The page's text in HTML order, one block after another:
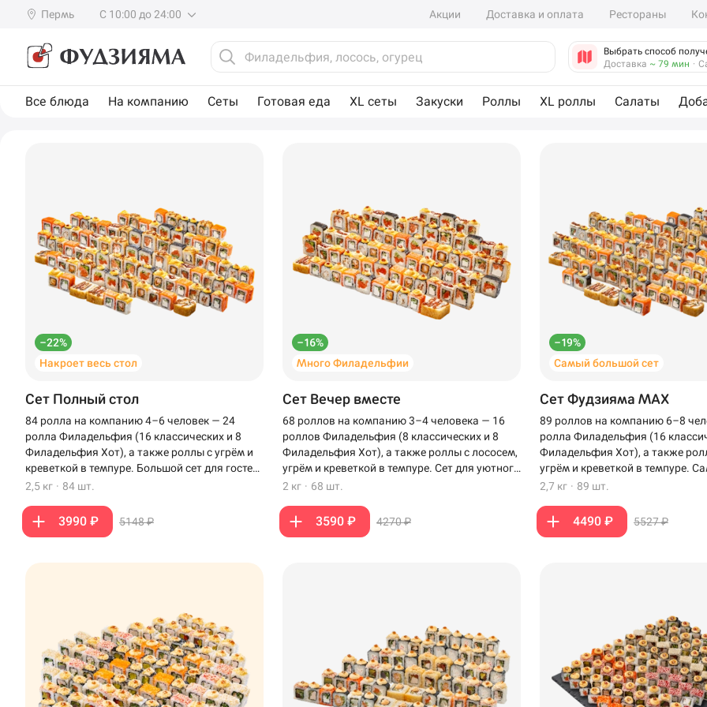
Пермь С 10:00 до 24:00 Акции Доставка и оплата Рестораны
Выбрать способ
Доставка ~ 79 мин ·
Все блюда На компанию Сеты Готовая еда XL сеты Закуски Роллы XL роллы Салаты
–22%
Накроет весь стол
Сет Полный стол
84 ролла на компанию 4–6 человек — 24
ролла Филадельфия (16 классических и 8
Филадельфия Хот), а также роллы с угрём и
креветкой в темпуре. Большой сет для гостей,
чтобы накрыть полный стол.
2,5 кг · 84 шт.
3990 ₽ 5148 ₽
–16%
Много Филадельфии
Сет Вечер вместе
68 роллов на компанию 3–4 человека — 16
роллов Филадельфия (8 классических и 8
Филадельфия Хот), а также роллы с лососем,
угрём и креветкой в темпуре. Сет для уютного
вечера с близкими.
2 кг · 68 шт.
3590 ₽ 4270 ₽
–19%
Самый большой сет
Сет Фудзияма MAX
89 роллов на компанию 6–8
ролла Филадельфия (16
Филадельфия Хот), а также
угрём и креветкой в темпуре.
сет для компании, когда
2,7 кг · 89 шт.
4490 ₽ 5527 ₽